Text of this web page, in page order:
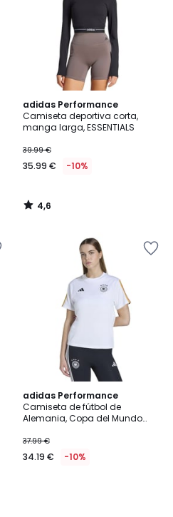
adidas Performance
Camiseta deportiva corta,
manga larga, ESSENTIALS
39.99 €
35.99 € -10%
4,6
/ 5
4,6
/
adidas Performance
Camiseta de fútbol de
Alemania, Copa del Mundo
37.99 €
34.19 € -10%